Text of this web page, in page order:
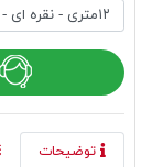
توضیحات